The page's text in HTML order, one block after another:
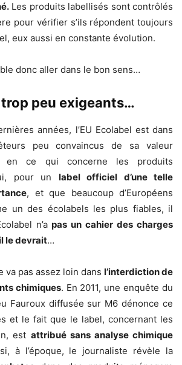
Les produits labellisés sont contrôlés
pour vérifier s’ils répondent toujours
eux aussi en constante évolution.
donc aller dans le bon sens…
peu exigeants…
années, l’EU Ecolabel est dans
peu convaincus de sa valeur
en ce qui concerne les produits
pour un label officiel d’une telle
, et que beaucoup d’Européens
un des écolabels les plus fiables, il
n’apas un cahier des charges
le devrait…
va pas assez loin dans l’interdiction de
chimiques. En 2011, une enquête du
Fauroux diffusée sur M6 dénonce ce
et le fait que le label, concernant les
est attribué sans analyse chimique
à l’époque, le journaliste révèle la